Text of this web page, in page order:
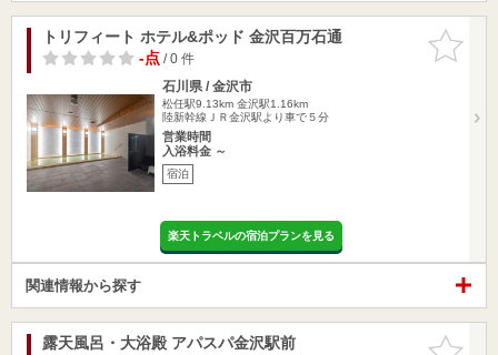
お気に入
りに追加
トリフィート ホテル&ポッド 金沢百万石通
-点/ 0 件
石川県 / 金沢市
松任駅9.13km 金沢駅1.16km
陸新幹線ＪＲ金沢駅より車で５分
営業時間
入浴料金 ～
宿泊
楽天トラベルの宿泊プランを見る
関連情報から探す
お気に入
露天風呂・大浴殿 アパスパ金沢駅前